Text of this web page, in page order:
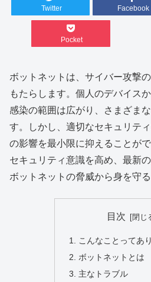
Twitter Facebook
Pocket
ボットネットは、サイバー攻撃
もたらします。個人のデバイス
感染の範囲は広がり、さまざま
す。しかし、適切なセキュリテ
の影響を最小限に抑えることが
セキュリティ意識を高め、最新
ボットネットの脅威から身を守
目次
こんなことってあ
ボットネットとは
主なトラブル